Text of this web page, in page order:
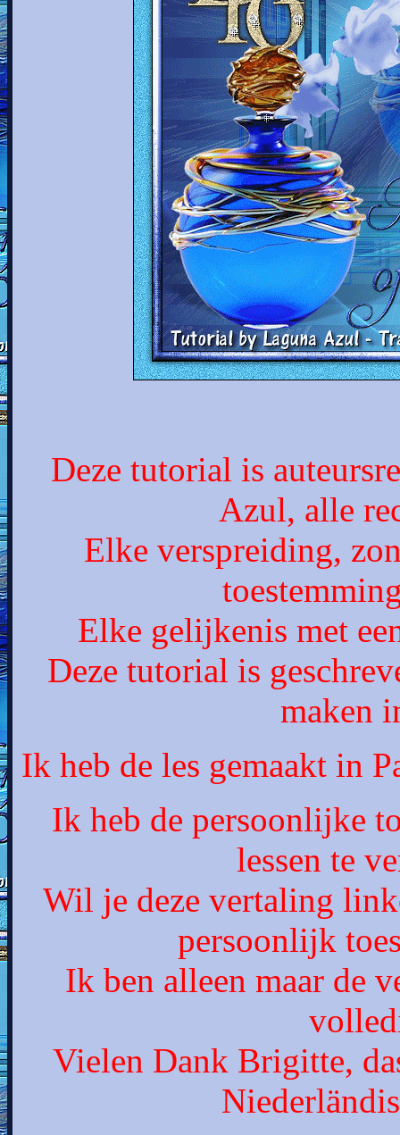
Deze tutorial is
Azul, alle
Elke verspreiding,
Elke gelijkenis met
Deze tutorial is
maken
Ik heb de les gemaakt in
Ik heb de persoonlijke
lessen te
Wil je deze vertaling
persoonlijk
Ik ben alleen maar de
Vielen Dank Brigitte,